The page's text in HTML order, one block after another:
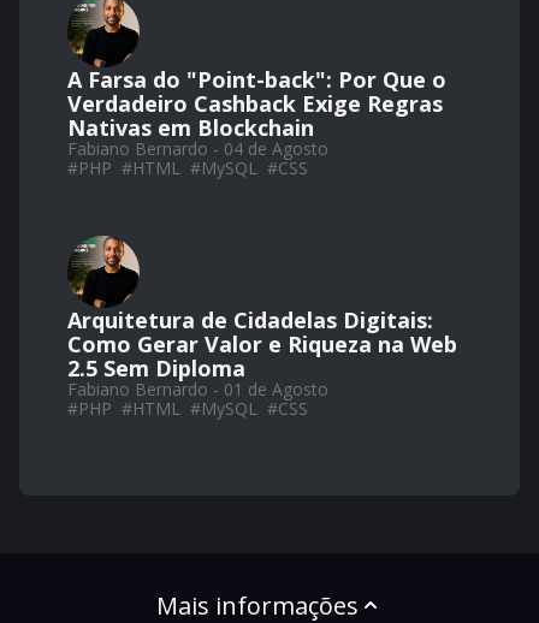
A Farsa do "Point-back": Por Que o
Verdadeiro Cashback Exige Regras
Nativas em Blockchain
Fabiano Bernardo - 04 de Agosto
#PHP #HTML #MySQL #CSS
Arquitetura de Cidadelas Digitais:
Como Gerar Valor e Riqueza na Web
2.5 Sem Diploma
Fabiano Bernardo - 01 de Agosto
#PHP #HTML #MySQL #CSS
Mais informações